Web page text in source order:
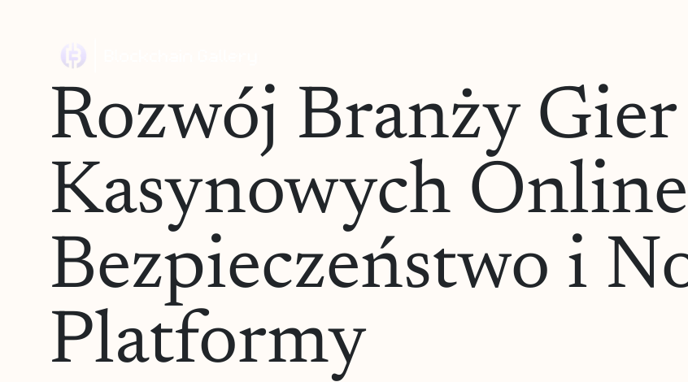
Rozwój Branży Gier
Kasynowych
Bezpieczeństwo i
Platformy